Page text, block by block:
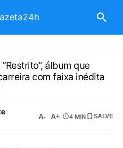
álbum que
com faixa inédita
A- A+ 4 MIN SALVE